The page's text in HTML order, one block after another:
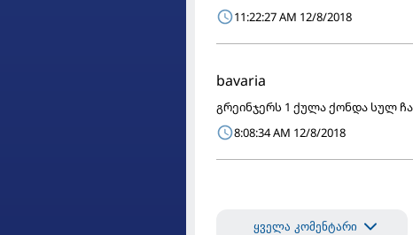
11:22:27 AM 12/8/2018
bavaria
გრეინჯერს 1 ქულა ქონდა სულ
8:08:34 AM 12/8/2018
ყველა კომენტარი